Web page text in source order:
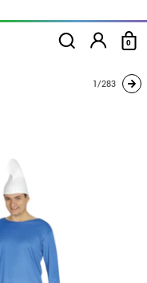
0
Casal de Estrumpfes
1/283